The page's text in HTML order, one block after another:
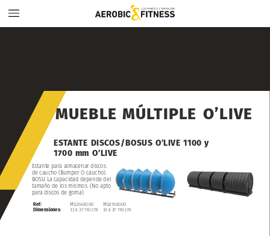
Estante para almacenar discos
de caucho (Bumper O caucho).
BOSU La capacidad depende del
tamaño de los mismos. (No apto
para discos de goma)
ESTANTE DISCOS/BOSUS O’LIVE 1100 y
1700 mm O’LIVE
Ref:
Dimensiones:
MU21400.00
33 x 37 110 cm
MU21500.00
33 x 37 110 cm
MUEBLE MÚLTIPLE O’LIVE